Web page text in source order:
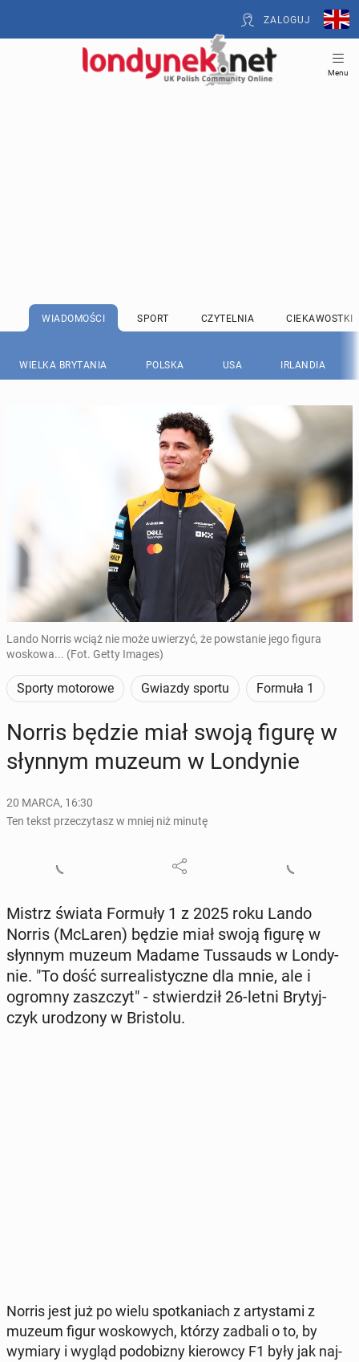
ZALOGUJ
Menu
WIADOMOŚCI SPORT CZYTELNIA CIEKAWOSTKI
WIELKA BRYTANIA POLSKA USA IRLANDIA
Lando Norris wciąż nie może uwierzyć, że powstanie jego figura
woskowa... (Fot. Getty Images)
Sporty motorowe Gwiazdy sportu Formuła 1
Norris będzie miał swoją figurę w
słynnym muzeum w Lon­dy­nie
20 MARCA, 16:30
Ten tekst przeczytasz w mniej niż minutę
Mistrz świata Formuły 1 z 2025 roku Lando
Norris (McLaren) będzie miał swoją figurę w
słynnym muzeum Madame Tus­sauds w Lon­dy­
nie. "To dość sur­re­ali­stycz­ne dla mnie, ale i
ogromny za­szczyt" - stwier­dził 26-letni Bry­tyj­
czyk uro­dzo­ny w Bri­sto­lu.
Norris jest już po wielu spo­tka­niach z ar­ty­sta­mi z
muzeum figur wo­sko­wych, którzy zadbali o to, by
wymiary i wygląd po­do­bi­zny kie­row­cy F1 były jak naj­